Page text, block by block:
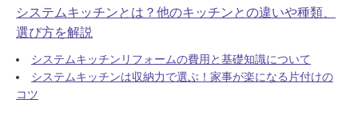
システムキッチンとは？他のキッチンとの違いや種類、
選び方を解説
システムキッチンリフォームの費用と基礎知識について
システムキッチンは収納力で選ぶ！家事が楽になる片付けの
コツ